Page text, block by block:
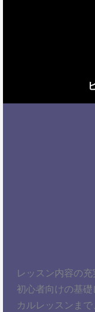
レッスン内容の充
初心者向けの基
カルレッスンま